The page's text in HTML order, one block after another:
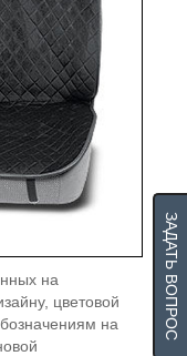
на
цветовой
на
ЗАДАТЬ ВОПРОС